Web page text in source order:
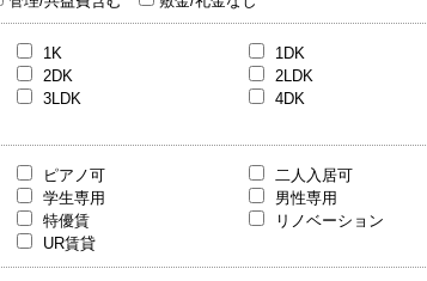
1K 1DK
2DK 2LDK
3LDK 4DK
ピアノ可 二人入居可
学生専用 男性専用
特優賃 リノベーション
UR賃貸